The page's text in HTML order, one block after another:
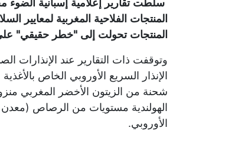
المنتجات الفلاحية المغربية لمعايير
المنتجات تحولت إلى "خطر حقيقي"
وتوقفت ذات التقارير عند الإنذارات
شحنة من الزيتون الأخضر المغربي
الهولندية مستويات من الرصاص (معدن
الأوروبي.